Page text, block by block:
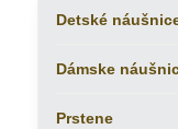
Detské
Dámske
Prstene